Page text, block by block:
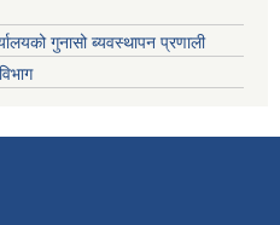
गुनासो ब्यवस्थापन प्रणाली